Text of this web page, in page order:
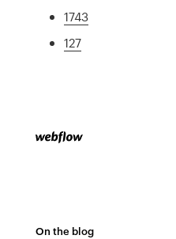
1743
127
On the blog